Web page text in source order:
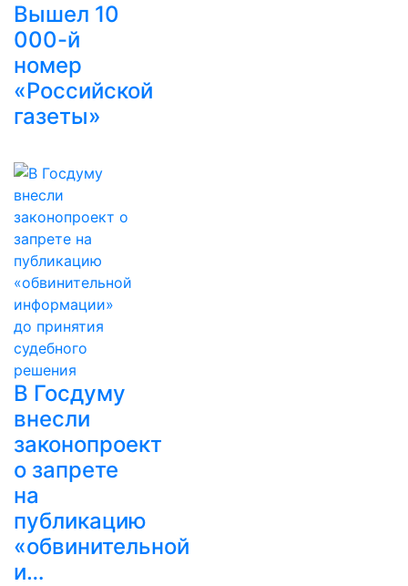
Вышел 10
000-й
номер
«Российской
газеты»
В Госдуму
внесли
законопроект
о запрете
на
публикацию
«обвинительной
и…